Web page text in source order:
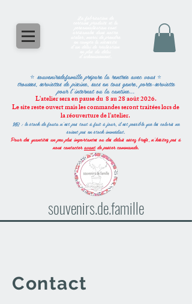
⭐ souvenirsdefamilleprépare la rentrée avec vous ⭐
trousses, serviettes de piscine, sacs en tous genre, porte-serviette
pour l'internat ou la cantine...
L'atelier sera en pause du 8 au 28 août 2026.
Le site reste ouvert mais les commandes seront traitées lors de
la réouverture de l'atelier.
NB : le stock de fouta n'est pas tout à fait à jour, il est possible que les coloris ne
soient pas en stock immédiat.
Pour des quantités un peu plus importantes ou des délais assez brefs, n'hésitez pas à
nous contacteravantde passer commande.
souvenirs.de.famille
Contact